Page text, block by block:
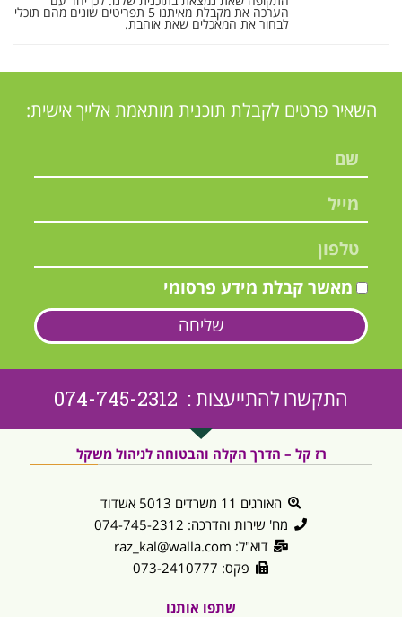
הערכה את מקבלת מאיתנו 5 תפריטים שונים מהם תוכלי
לבחור את המאכלים שאת אוהבת.
השאיר פרטים לקבלת תוכנית מותאמת אלייך אישית:
מאשר קבלת מידע פרסומי
שליחה
התקשרו להתייעצות : 074-745-2312
רז קל – הדרך הקלה והבטוחה לניהול משקל
האורגים 11 משרדים 5013 אשדוד
מח' שירות והדרכה: 074-745-2312
דוא"ל: raz_kal@walla.com
פקס: 073-2410777
שתפו אותנו